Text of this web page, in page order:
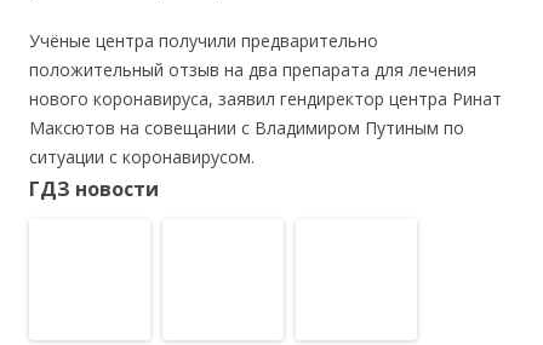
Учёные центра получили предварительно
положительный отзыв на два препарата для лечения
нового коронавируса, заявил гендиректор центра Ринат
Максютов на совещании с Владимиром Путиным по
ситуации с коронавирусом.
ГДЗ новости